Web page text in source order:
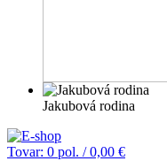
Jakubová rodina
Tovar: 0 pol. /0,00 €